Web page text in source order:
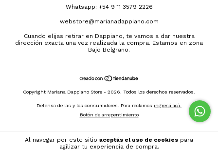
Al navegar por este sitio aceptás el uso de cookies para
agilizar tu experiencia de compra.
Whatsapp: +54 9 11 3579 2226
webstore@marianadappiano.com
Cuando elijas retirar en Dappiano, te vamos a dar nuestra
dirección exacta una vez realizada la compra. Estamos en zona
Bajo Belgrano.
Copyright Mariana Dappiano Store - 2026. Todos los derechos reservados.
Defensa de las y los consumidores. Para reclamos ingresá acá.
Botón de arrepentimiento